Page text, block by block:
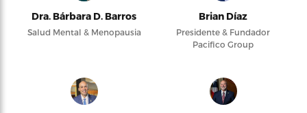
Dra. Bárbara D. Barros
Salud Mental & Menopausia
Brian Díaz
Presidente & Fundador
Pacifico Group